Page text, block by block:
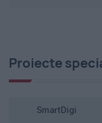
Proiecte
SmartDigi